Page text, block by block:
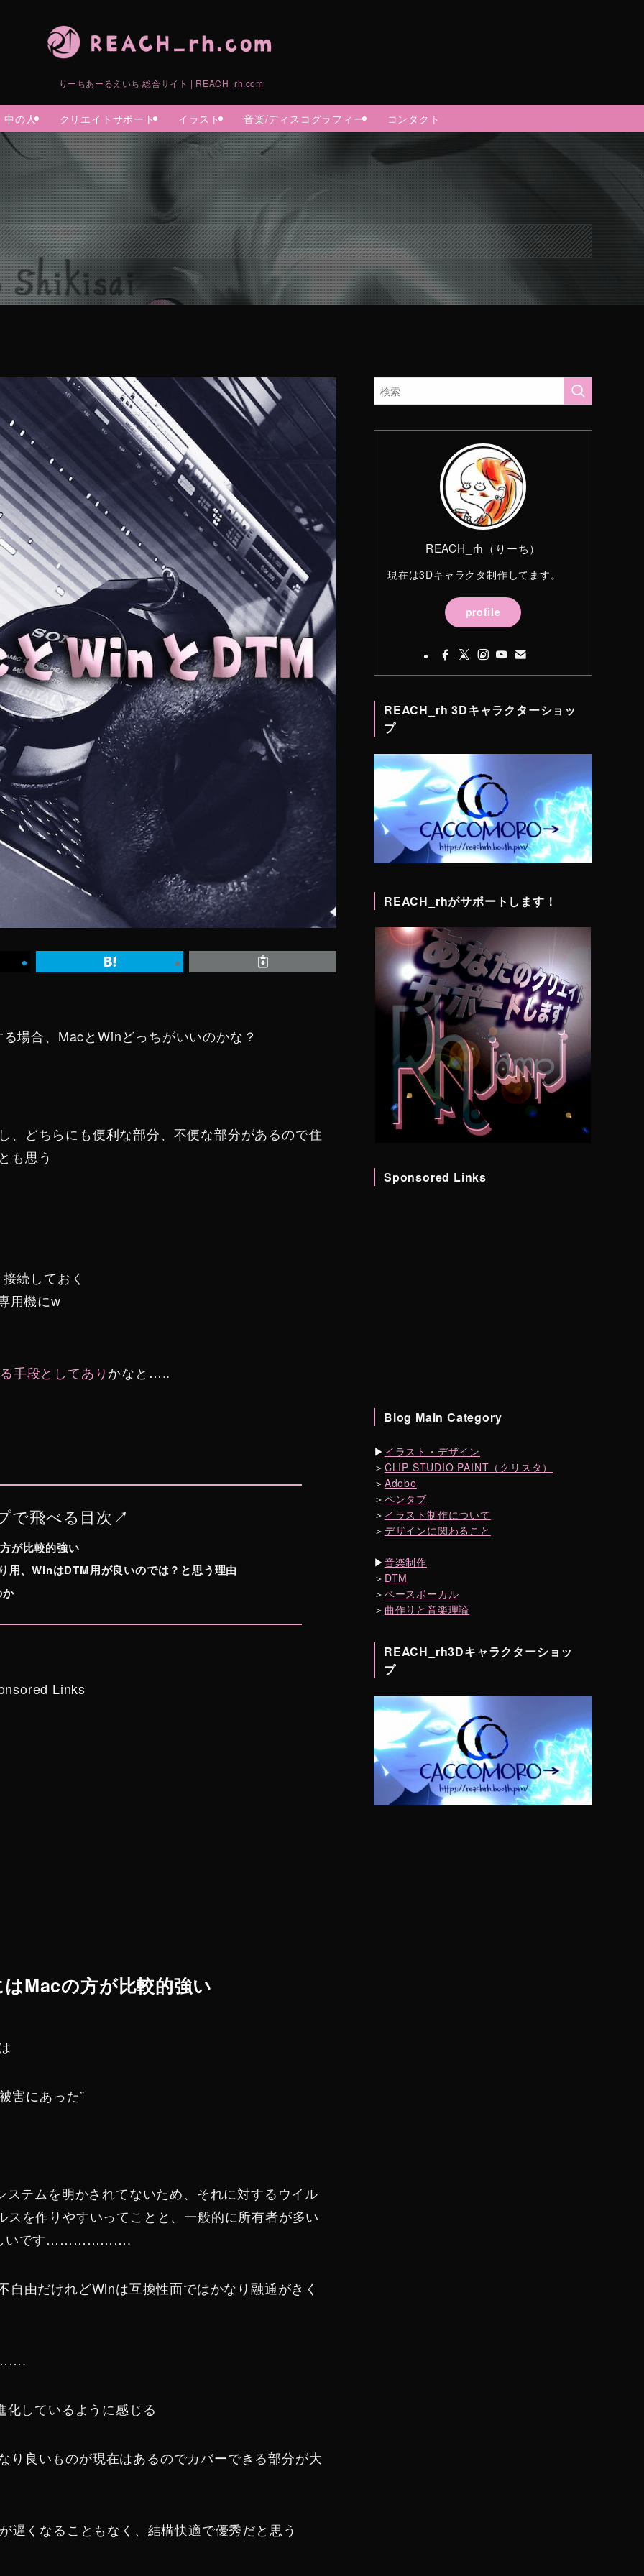
りーちあーるえいち 総合サイト | REACH_rh.com
中の人 クリエイトサポート イラスト 音楽/ディスコグラフィー コンタクト
場合、MacとWinどっちがいいのかな？
、どちらにも便利な部分、不便な部分があるので住
も思う
続しておく
用機にw
手段としてありかなと…..
で飛べる目次↗︎
が比較的強い
、WinはDTM用が良いのでは？と思う理由
か
Links
Macの方が比較的強い
害にあった”
テムを明かされてないため、それに対するウイル
を作りやすいってことと、一般的に所有者が多い
しいです……………….
由だけれどWinは互換性面ではかなり融通がきく
しているように感じる
り良いものが現在はあるのでカバーできる部分が大
遅くなることもなく、結構快適で優秀だと思う
REACH_rh（りーち）
現在は3Dキャラクタ制作してます。
profile
REACH_rh 3Dキャラクターショッ
プ
REACH_rhがサポートします！
Sponsored Links
Blog Main Category
▶︎ イラスト・デザイン
＞ CLIP STUDIO PAINT（クリスタ）
＞ Adobe
＞ ペンタブ
＞ イラスト制作について
＞ デザインに関わること
▶︎ 音楽制作
＞ DTM
＞ ベースボーカル
＞ 曲作りと音楽理論
REACH_rh3Dキャラクターショッ
プ